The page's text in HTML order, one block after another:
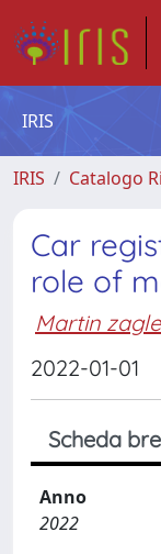
IRIS
IRIS Catalogo
Car
role of
Martin
2022-01-01
Scheda
Anno
2022